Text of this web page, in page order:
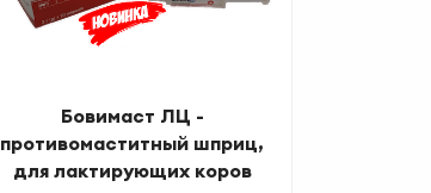
Бовимаст ЛЦ -
противомаститный шприц,
для лактирующих коров